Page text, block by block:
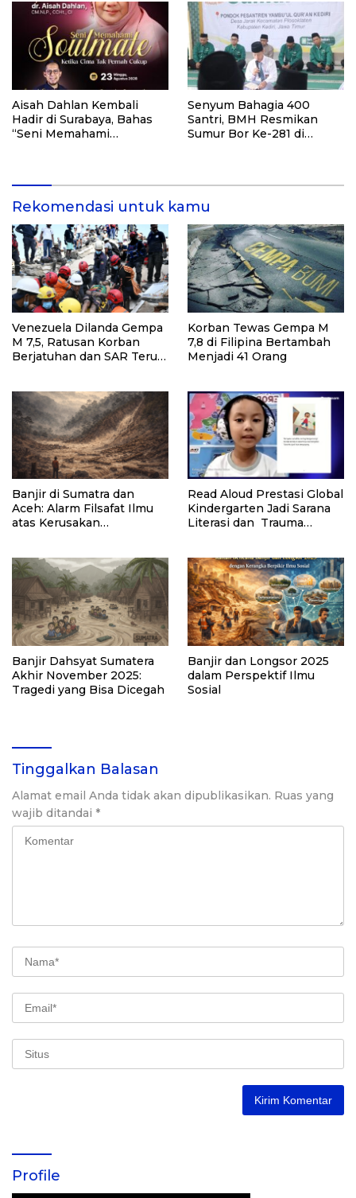
dan Pemasyarakatan RI
Aisah Dahlan Kembali
Hadir di Surabaya, Bahas
“Seni Memahami
Senyum Bahagia 400
Santri, BMH Resmikan
Sumur Bor Ke-281 di
Rekomendasi untuk kamu
Venezuela Dilanda Gempa
M 7,5, Ratusan Korban
Berjatuhan dan SAR Terus
Korban Tewas Gempa M
7,8 di Filipina Bertambah
Menjadi 41 Orang
Banjir di Sumatra dan
Aceh: Alarm Filsafat Ilmu
atas Kerusakan
Read Aloud Prestasi Global
Kindergarten Jadi Sarana
Literasi dan Trauma
Banjir Dahsyat Sumatera
Akhir November 2025:
Tragedi yang Bisa Dicegah
Banjir dan Longsor 2025
dalam Perspektif Ilmu
Sosial
Tinggalkan Balasan
Alamat email Anda tidak akan dipublikasikan. Ruas yang
wajib ditandai *
Profile